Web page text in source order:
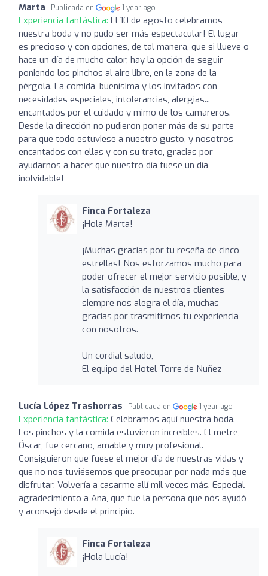
Marta Publicada en 1 year ago
Experiencia fantástica: El 10 de agosto celebramos
nuestra boda y no pudo ser más espectacular! El lugar
es precioso y con opciones, de tal manera, que si llueve o
hace un día de mucho calor, hay la opción de seguir
poniendo los pinchos al aire libre, en la zona de la
pérgola. La comida, buenísima y los invitados con
necesidades especiales, intolerancias, alergias...
encantados por el cuidado y mimo de los camareros.
Desde la dirección no pudieron poner más de su parte
para que todo estuviese a nuestro gusto, y nosotros
encantados con ellas y con su trato, gracias por
ayudarnos a hacer que nuestro día fuese un día
inolvidable!
Finca Fortaleza
¡Hola Marta!
¡Muchas gracias por tu reseña de cinco
estrellas! Nos esforzamos mucho para
poder ofrecer el mejor servicio posible, y
la satisfacción de nuestros clientes
siempre nos alegra el día, muchas
gracias por trasmitirnos tu experiencia
con nosotros.
Un cordial saludo,
El equipo del Hotel Torre de Nuñez
Lucía López Trashorras Publicada en 1 year ago
Experiencia fantástica: Celebramos aquí nuestra boda.
Los pinchos y la comida estuvieron increíbles. El metre,
Óscar, fue cercano, amable y muy profesional.
Consiguieron que fuese el mejor día de nuestras vidas y
que no nos tuviésemos que preocupar por nada más que
disfrutar. Volvería a casarme allí mil veces más. Especial
agradecimiento a Ana, que fue la persona que nós ayudó
y aconsejó desde el principio.
Finca Fortaleza
¡Hola Lucía!